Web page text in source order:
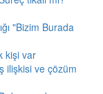
"Bizim Burada
kişi var
ilişkisi ve çözüm